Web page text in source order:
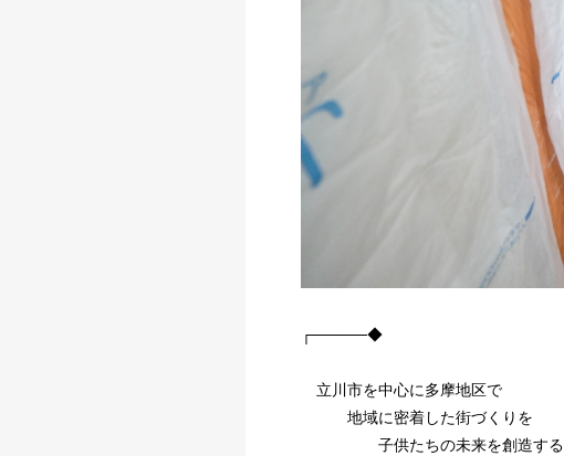
┌─────◆
立川市を中心に多摩地区で
地域に密着した街づくりを
子供たちの未来を創造する